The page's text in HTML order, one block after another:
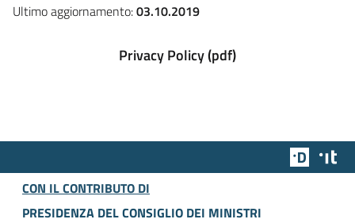
Ultimo aggiornamento:03.10.2019
Privacy Policy (pdf)
Team
CON IL CONTRIBUTO DI
PRESIDENZA DEL CONSIGLIO DEI MINISTRI